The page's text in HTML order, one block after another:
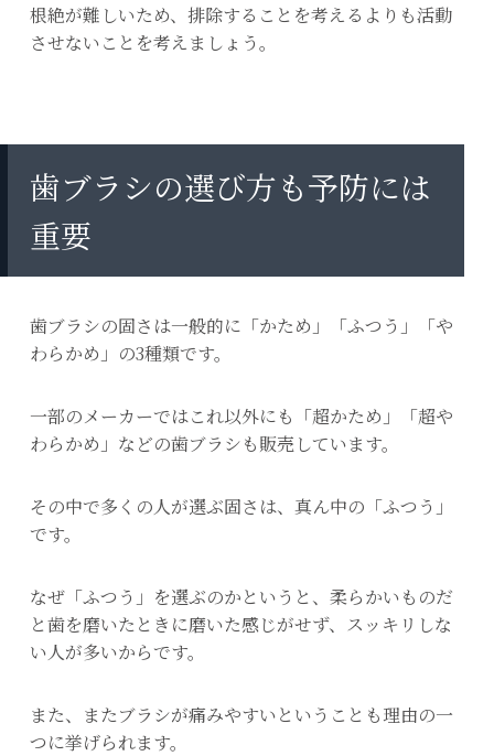
根絶が難しいため、排除することを考えるよりも活動
させないことを考えましょう。
歯ブラシの選び方も予防には
重要
歯ブラシの固さは一般的に「かため」「ふつう」「や
わらかめ」の3種類です。
一部のメーカーではこれ以外にも「超かため」「超や
わらかめ」などの歯ブラシも販売しています。
その中で多くの人が選ぶ固さは、真ん中の「ふつう」
です。
なぜ「ふつう」を選ぶのかというと、柔らかいものだ
と歯を磨いたときに磨いた感じがせず、スッキリしな
い人が多いからです。
また、またブラシが痛みやすいということも理由の一
つに挙げられます。